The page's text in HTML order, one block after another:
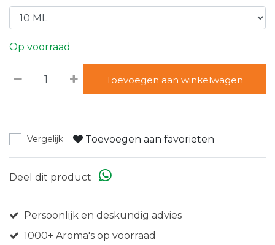
Op voorraad
Toevoegen aan winkelwagen
Vergelijk Toevoegen aan favorieten
Deel dit product
Persoonlijk en deskundig advies
1000+ Aroma's op voorraad